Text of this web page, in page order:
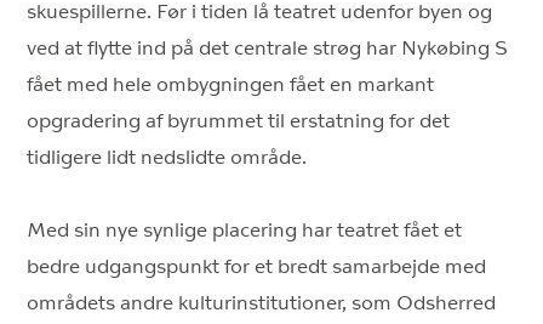
skuespillerne. Før i tiden lå teatret udenfor byen og
ved at flytte ind på det centrale strøg har Nykøbing S
fået med hele ombygningen fået en markant
opgradering af byrummet til erstatning for det
tidligere lidt nedslidte område.
Med sin nye synlige placering har teatret fået et
bedre udgangspunkt for et bredt samarbejde med
områdets andre kulturinstitutioner, som Odsherred